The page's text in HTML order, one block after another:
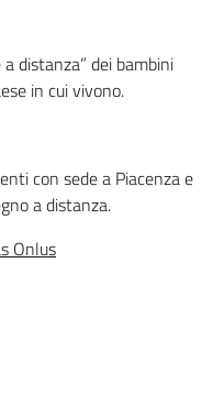
distanza” dei bambini
in cui vivono.
con sede a Piacenza e
a distanza.
Onlus